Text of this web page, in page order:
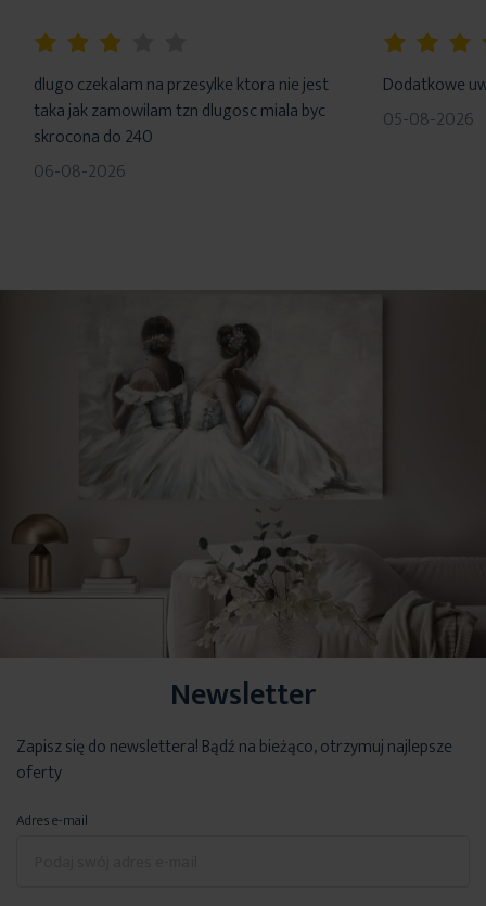
dlugo czekalam na przesylke ktora nie jest
taka jak zamowilam tzn dlugosc miala byc
skrocona do 240
06-08-2026
Dodatkowe
05-08-2026
Newsletter
Zapisz się do newslettera! Bądź na bieżąco, otrzymuj najlepsze
oferty
Adres e-mail